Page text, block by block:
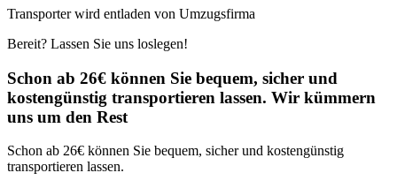
Transporter wird entladen von Umzugsfirma
Bereit? Lassen Sie uns loslegen!
Schon ab 26€ können Sie bequem, sicher und
kostengünstig transportieren lassen. Wir kümmern
uns um den Rest
Schon ab 26€ können Sie bequem, sicher und kostengünstig
transportieren lassen.